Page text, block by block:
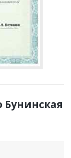
Бунинская